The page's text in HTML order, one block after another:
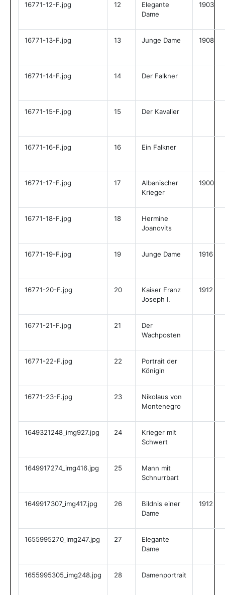
16771-12-F.jpg 12
Elegante
Dame
1903
16771-13-F.jpg 13 Junge Dame 1908
16771-14-F.jpg 14 Der Falkner
16771-15-F.jpg 15 Der Kavalier
16771-16-F.jpg 16 Ein Falkner
16771-17-F.jpg 17
Albanischer
Krieger
1900
16771-18-F.jpg 18
Hermine
Joanovits
16771-19-F.jpg 19 Junge Dame 1916
16771-20-F.jpg 20
Kaiser Franz
Joseph I.
1912
16771-21-F.jpg 21
Der
Wachposten
16771-22-F.jpg 22
Portrait der
Königin
16771-23-F.jpg 23
Nikolaus von
Montenegro
1649321248_img927.jpg 24
Krieger mit
Schwert
1649917274_img416.jpg 25
Mann mit
Schnurrbart
1649917307_img417.jpg 26
Bildnis einer
Dame
1912
1655995270_img247.jpg 27
Elegante
Dame
1655995305_img248.jpg 28 Damenportrait